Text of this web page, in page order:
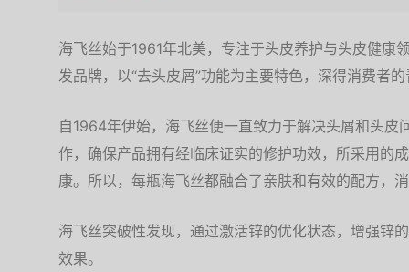
海飞丝始于1961年北美，专注于头皮养护与头皮健康
发品牌，以“去头皮屑”功能为主要特色，深得消费者
自1964年伊始，海飞丝便一直致力于解决头屑和头皮
作，确保产品拥有经临床证实的修护功效，所采用的
康。所以，每瓶海飞丝都融合了亲肤和有效的配方，
海飞丝突破性发现，通过激活锌的优化状态，增强锌
效果。